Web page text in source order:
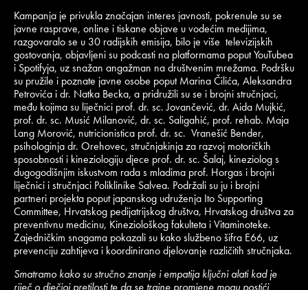
Kampanja je privukla značajan interes javnosti, pokrenule su se
javne rasprave, online i tiskane objave u vodećim medijima,
razgovaralo se u 30 radijskih emisija, bilo je više televizijskih
gostovanja, objavljeni su podcasti na platformama poput YouTubea
i Spotifyja, uz snažan angažman na društvenim mrežama. Podršku
su pružile i poznate javne osobe poput Marina Čilića, Aleksandra
Petrovića i dr. Natka Becka, a pridružili su se i brojni stručnjaci,
među kojima su liječnici prof. dr. sc. Jovančević, dr. Aida Mujkić,
prof. dr. sc. Musić Milanović, dr. sc. Saligahić, prof. rehab. Maja
Lang Morović, nutricionistica prof. dr. sc. Vranešić Bender,
psihologinja dr. Orehovec, stručnjakinja za razvoj motoričkih
sposobnosti i kineziologiju djece prof. dr. sc. Šalaj, kineziolog s
dugogodišnjim iskustvom rada s mladima prof. Horgas i brojni
liječnici i stručnjaci Poliklinike Salvea. Podržali su ju i brojni
partneri projekta poput japanskog udruženja Ito Supporting
Committee, Hrvatskog pedijatrijskog društva, Hrvatskog društva za
preventivnu medicinu, Kineziološkog fakulteta i Vitaminoteke.
Zajedničkim snagama pokazali su kako službeno šifra E66, uz
prevenciju zahtijeva i koordinirano djelovanje različitih stručnjaka.
Smatramo kako su stručno znanje i empatija ključni alati kad je
riječ o dječjoj pretilosti te da se trajne promjene mogu postići